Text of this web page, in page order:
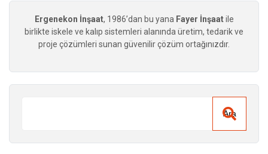
Ergenekon İnşaat, 1986’dan bu yana Fayer İnşaatile
birlikte iskele ve kalıp sistemleri alanında üretim, tedarik ve
proje çözümleri sunan güvenilir çözüm ortağınızdır.
Ara